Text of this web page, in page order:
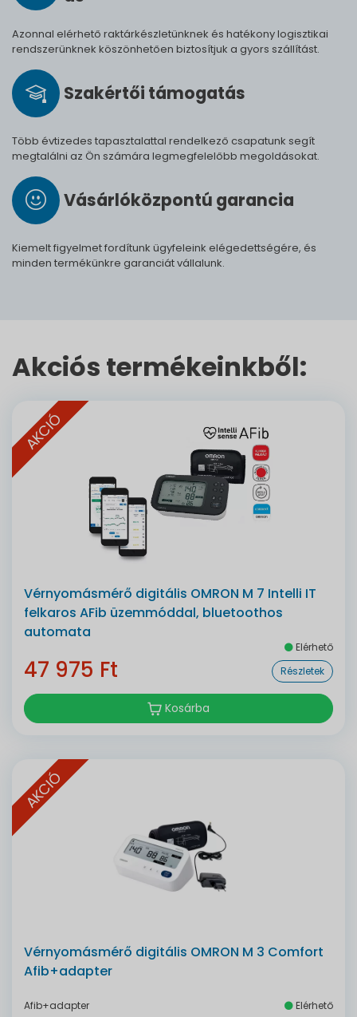
Azonnal elérhető raktárkészletünknek és hatékony logisztikai
rendszerünknek köszönhetően biztosítjuk a gyors szállítást.
Szak­értői tá­mo­ga­tás
Több évtizedes tapasztalattal rendelkező csapatunk segít
megtalálni az Ön számára legmegfelelőbb megoldásokat.
Vásárló­köz­pontú ga­ran­cia
Kiemelt figyelmet fordítunk ügyfeleink elégedettségére, és
minden termékünkre garanciát vállalunk.
Akciós termékeinkből:
AKCIÓ
Vérnyomásmérő digitális OMRON M 7 Intelli IT
felkaros AFib üzemmóddal, bluetoothos
automata
Elérhető
47 975 Ft Részletek
Kosárba
AKCIÓ
Vérnyomásmérő digitális OMRON M 3 Comfort
Afib+adapter
Afib+adapter Elérhető